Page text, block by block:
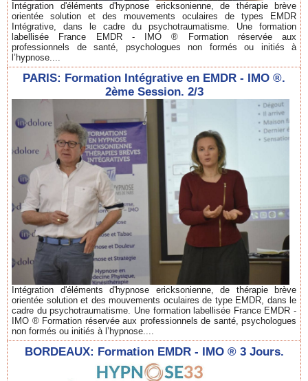
Intégration d'éléments d'hypnose ericksonienne, de thérapie brève
orientée solution et des mouvements oculaires de types EMDR
Intégrative, dans le cadre du psychotraumatisme. Une formation
labellisée France EMDR - IMO ® Formation réservée aux
professionnels de santé, psychologues non formés ou initiés à
l’hypnose....
PARIS: Formation Intégrative en EMDR - IMO ®.
2ème Session. 2/3
Intégration d'éléments d'hypnose ericksonienne, de thérapie brève
orientée solution et des mouvements oculaires de type EMDR, dans le
cadre du psychotraumatisme. Une formation labellisée France EMDR -
IMO ® Formation réservée aux professionnels de santé, psychologues
non formés ou initiés à l’hypnose....
BORDEAUX: Formation EMDR - IMO ® 3 Jours.